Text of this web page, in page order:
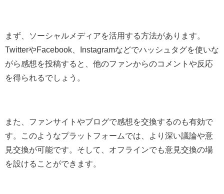
まず、ソーシャルメディアを活用する方法があります。
TwitterやFacebook、Instagramなどでハッシュタグを使いな
がら感想を投稿すると、他のファンからのコメントや反応
を得られるでしょう。
また、ファンサイトやブログで感想を交換するのも有効で
す。このようなプラットフォームでは、より深い議論や意
見交換が可能です。そして、オフラインでも意見交換の場
を設けることができます。